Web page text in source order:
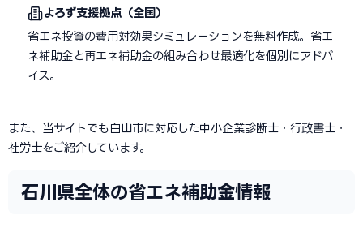
よろず支援拠点（全国）
省エネ投資の費用対効果シミュレーションを無料作成。省エ
ネ補助金と再エネ補助金の組み合わせ最適化を個別にアドバ
イス。
また、当サイトでも白山市に対応した中小企業診断士・行政書士・
社労士をご紹介しています。
石川県全体の省エネ補助金情報